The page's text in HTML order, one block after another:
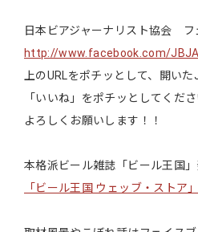
日本ビアジャーナリスト協会 フ
http://www.facebook.com/
上のURLをポチッとして、開い
「いいね」をポチッとしてくださ
よろしくお願いします！！
本格派ビール雑誌「ビール王国」
「ビール王国 ウェッブ・ストア」